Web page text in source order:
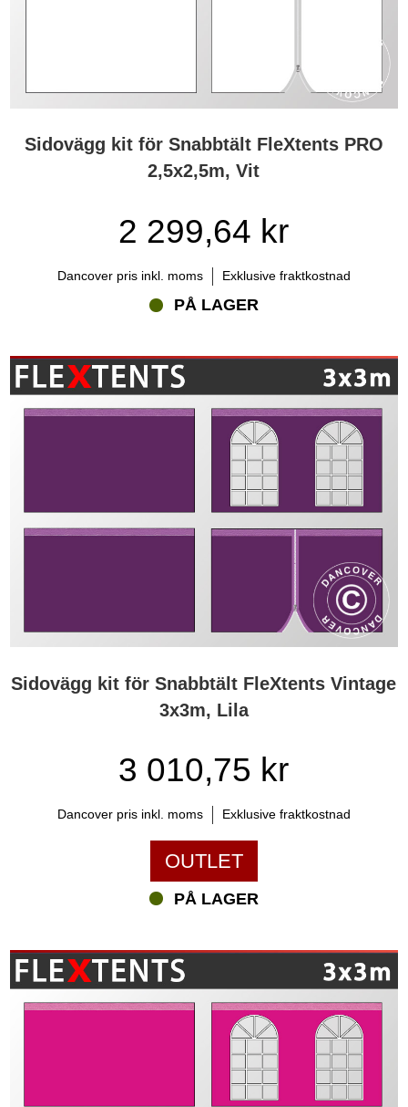
Sidovägg kit för Snabbtält FleXtents PRO
2,5x2,5m, Vit
2 299,64 kr
Dancover pris inkl. moms Exklusive fraktkostnad
PÅ LAGER
Sidovägg kit för Snabbtält FleXtents Vintage
3x3m, Lila
3 010,75 kr
Dancover pris inkl. moms Exklusive fraktkostnad
OUTLET
PÅ LAGER